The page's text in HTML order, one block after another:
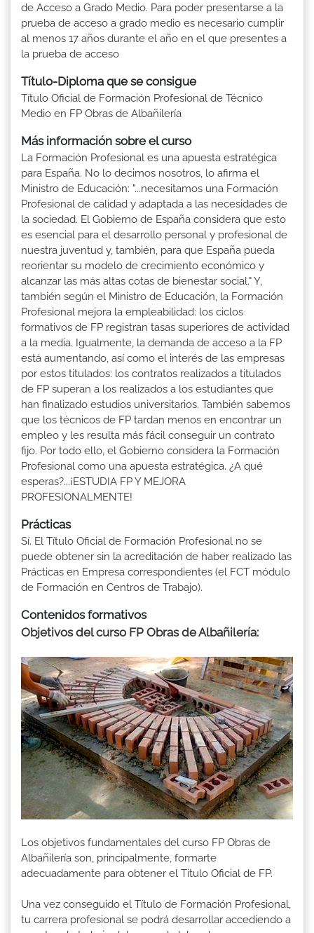
de Acceso a Grado Medio. Para poder presentarse a la
prueba de acceso a grado medio es necesario cumplir
al menos 17 años durante el año en el que presentes a
la prueba de acceso
Título-Diploma que se consigue
Título Oficial de Formación Profesional de Técnico
Medio en FP Obras de Albañilería
Más información sobre el curso
La Formación Profesional es una apuesta estratégica
para España. No lo decimos nosotros, lo afirma el
Ministro de Educación: "...necesitamos una Formación
Profesional de calidad y adaptada a las necesidades de
la sociedad. El Gobierno de España considera que esto
es esencial para el desarrollo personal y profesional de
nuestra juventud y, también, para que España pueda
reorientar su modelo de crecimiento económico y
alcanzar las más altas cotas de bienestar social." Y,
también según el Ministro de Educación, la Formación
Profesional mejora la empleabilidad: los ciclos
formativos de FP registran tasas superiores de actividad
a la media. Igualmente, la demanda de acceso a la FP
está aumentando, así como el interés de las empresas
por estos titulados: los contratos realizados a titulados
de FP superan a los realizados a los estudiantes que
han finalizado estudios universitarios. También sabemos
que los técnicos de FP tardan menos en encontrar un
empleo y les resulta más fácil conseguir un contrato
fijo. Por todo ello, el Gobierno considera la Formación
Profesional como una apuesta estratégica. ¿A qué
esperas?...¡ESTUDIA FP Y MEJORA
PROFESIONALMENTE!
Prácticas
Sí. El Título Oficial de Formación Profesional no se
puede obtener sin la acreditación de haber realizado las
Prácticas en Empresa correspondientes (el FCT módulo
de Formación en Centros de Trabajo).
Contenidos formativos
Objetivos del curso FP Obras de Albañilería:
Los objetivos fundamentales del curso FP Obras de
Albañilería son, principalmente, formarte
adecuadamente para obtener el Titulo Oficial de FP.
Una vez conseguido el Título de Formación Profesional,
tu carrera profesional se podrá desarrollar accediendo a